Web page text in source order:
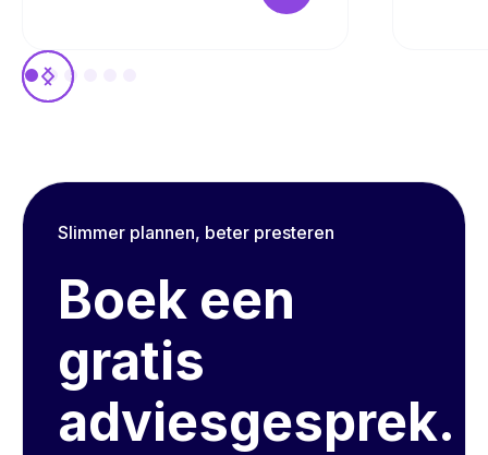
Slimmer plannen, beter presteren
Boek een
gratis
adviesgesprek.